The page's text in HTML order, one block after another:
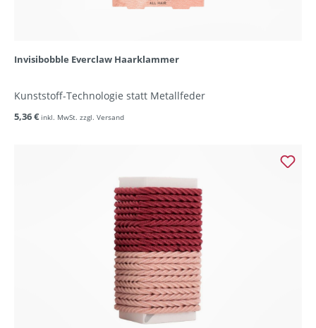
Invisibobble Everclaw Haarklammer
Kunststoff-Technologie statt Metallfeder
5,36 € inkl. MwSt. zzgl. Versand